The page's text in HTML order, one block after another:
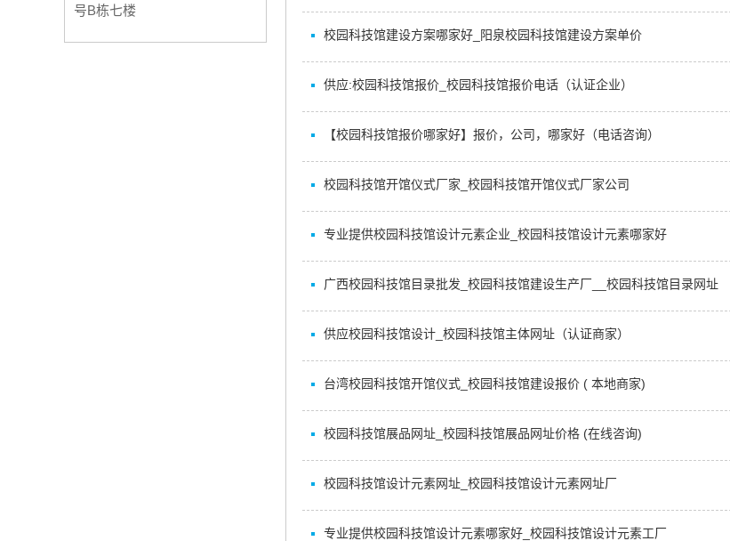
号B栋七楼
校园科技馆建设方案哪家好_阳泉校园科技馆建设方案单价
供应:校园科技馆报价_校园科技馆报价电话（认证企业）
【校园科技馆报价哪家好】报价，公司，哪家好（电话咨询）
校园科技馆开馆仪式厂家_校园科技馆开馆仪式厂家公司
专业提供校园科技馆设计元素企业_校园科技馆设计元素哪家好
广西校园科技馆目录批发_校园科技馆建设生产厂__校园科技馆目录网址
供应校园科技馆设计_校园科技馆主体网址（认证商家）
台湾校园科技馆开馆仪式_校园科技馆建设报价 ( 本地商家)
校园科技馆展品网址_校园科技馆展品网址价格 (在线咨询)
校园科技馆设计元素网址_校园科技馆设计元素网址厂
专业提供校园科技馆设计元素哪家好_校园科技馆设计元素工厂